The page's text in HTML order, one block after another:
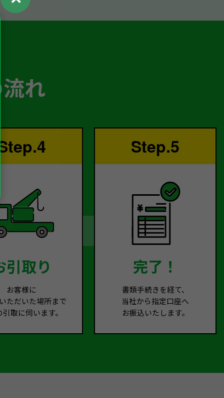
れ
引取り
お客様に
ただいた場所まで
取に伺います。
Step.5
完了！
書類手続きを経て、
当社から指定口座へ
お振込いたします。